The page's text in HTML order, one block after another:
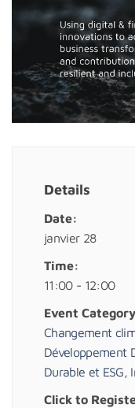
Details
Date:
janvier 28
Time:
11:00 - 12:00
Event
Changement
Développement
Durable et ESG
Click to